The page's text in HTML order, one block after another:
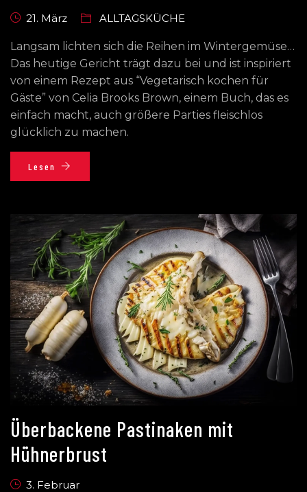
21. März ALLTAGSKÜCHE
Langsam lichten sich die Reihen im Wintergemüse…
Das heutige Gericht trägt dazu bei und ist inspiriert
von einem Rezept aus “Vegetarisch kochen für
Gäste” von Celia Brooks Brown, einem Buch, das es
einfach macht, auch größere Parties fleischlos
glücklich zu machen.
Lesen
Überbackene Pastinaken mit
Hühnerbrust
3. Februar